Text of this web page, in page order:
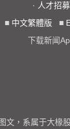
· 人才招募
■ 中文繁體版 ■
下载新闻
文，系属于大椽